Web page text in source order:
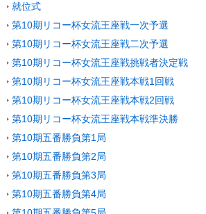
就位式
第10期リコー杯女流王座戦一次予選
第10期リコー杯女流王座戦二次予選
第10期リコー杯女流王座戦挑戦者決定戦
第10期リコー杯女流王座戦本戦1回戦
第10期リコー杯女流王座戦本戦2回戦
第10期リコー杯女流王座戦本戦準決勝
第10期五番勝負第1局
第10期五番勝負第2局
第10期五番勝負第3局
第10期五番勝負第4局